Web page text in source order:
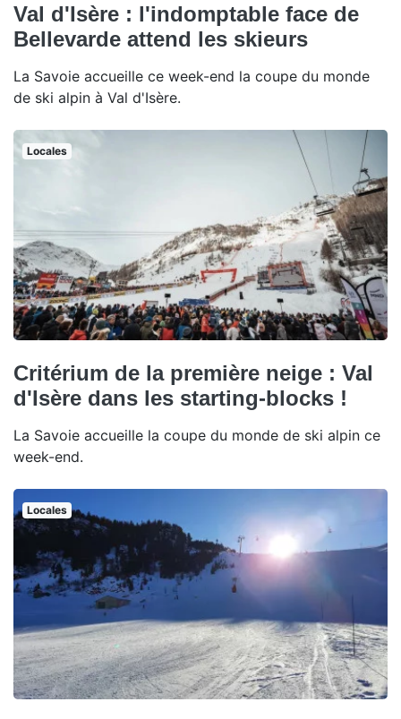
Val d'Isère : l'indomptable face de
Bellevarde attend les skieurs
La Savoie accueille ce week-end la coupe du monde
de ski alpin à Val d'Isère.
Locales
Critérium de la première neige : Val
d'Isère dans les starting-blocks !
La Savoie accueille la coupe du monde de ski alpin ce
week-end.
Locales